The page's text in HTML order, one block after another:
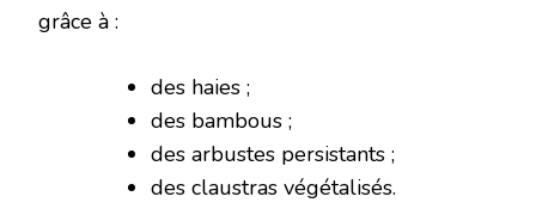
grâce à :
des haies ;
des bambous ;
des arbustes persistants ;
des claustras végétalisés.